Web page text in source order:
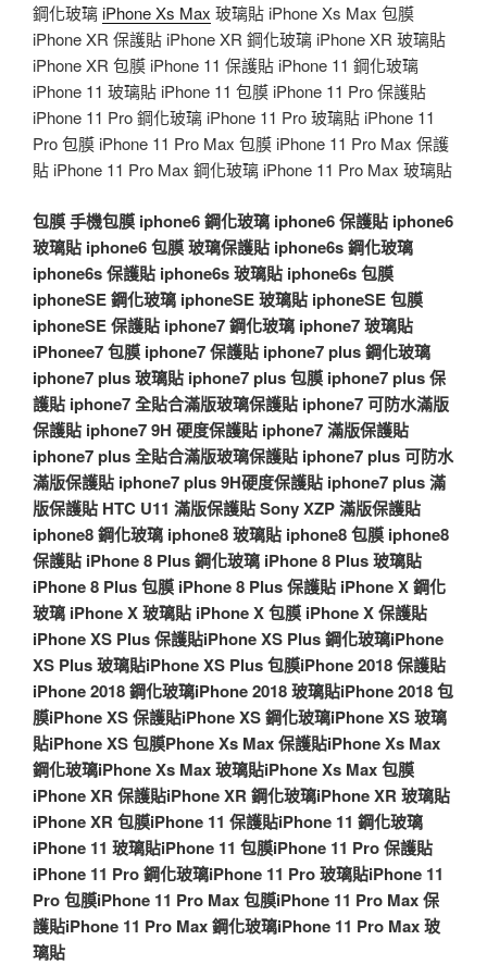
鋼化玻璃iPhone Xs Max 玻璃貼 iPhone Xs Max 包膜
iPhone XR 保護貼 iPhone XR 鋼化玻璃 iPhone XR 玻璃貼
iPhone XR 包膜 iPhone 11 保護貼 iPhone 11 鋼化玻璃
iPhone 11 玻璃貼 iPhone 11 包膜 iPhone 11 Pro 保護貼
iPhone 11 Pro 鋼化玻璃 iPhone 11 Pro 玻璃貼 iPhone 11
Pro 包膜 iPhone 11 Pro Max 包膜 iPhone 11 Pro Max 保護
貼 iPhone 11 Pro Max 鋼化玻璃 iPhone 11 Pro Max 玻璃貼
包膜手機包膜 iphone6 鋼化玻璃 iphone6 保護貼 iphone6
玻璃貼 iphone6 包膜玻璃保護貼 iphone6s 鋼化玻璃
iphone6s 保護貼 iphone6s 玻璃貼 iphone6s 包膜
iphoneSE 鋼化玻璃 iphoneSE 玻璃貼 iphoneSE 包膜
iphoneSE 保護貼 iphone7 鋼化玻璃 iphone7 玻璃貼
iPhonee7 包膜 iphone7 保護貼 iphone7 plus 鋼化玻璃
iphone7 plus 玻璃貼 iphone7 plus 包膜 iphone7 plus 保
護貼 iphone7 全貼合滿版玻璃保護貼 iphone7 可防水滿版
保護貼 iphone7 9H 硬度保護貼 iphone7 滿版保護貼
iphone7 plus 全貼合滿版玻璃保護貼 iphone7 plus 可防水
滿版保護貼 iphone7 plus 9H硬度保護貼 iphone7 plus 滿
版保護貼 HTC U11 滿版保護貼Sony XZP 滿版保護貼
iphone8 鋼化玻璃 iphone8 玻璃貼 iphone8 包膜 iphone8
保護貼 iPhone 8 Plus 鋼化玻璃 iPhone 8 Plus 玻璃貼
iPhone 8 Plus 包膜 iPhone 8 Plus 保護貼 iPhone X 鋼化
玻璃 iPhone X 玻璃貼 iPhone X 包膜 iPhone X 保護貼
iPhone XS Plus 保護貼iPhone XS Plus 鋼化玻璃iPhone
XS Plus 玻璃貼iPhone XS Plus 包膜iPhone 2018 保護貼
iPhone 2018 鋼化玻璃iPhone 2018 玻璃貼iPhone 2018 包
膜iPhone XS 保護貼iPhone XS 鋼化玻璃iPhone XS 玻璃
貼iPhone XS 包膜Phone Xs Max 保護貼iPhone Xs Max
鋼化玻璃iPhone Xs Max 玻璃貼iPhone Xs Max 包膜
iPhone XR 保護貼iPhone XR 鋼化玻璃iPhone XR 玻璃貼
iPhone XR 包膜iPhone 11 保護貼iPhone 11 鋼化玻璃
iPhone 11 玻璃貼iPhone 11 包膜iPhone 11 Pro 保護貼
iPhone 11 Pro 鋼化玻璃iPhone 11 Pro 玻璃貼iPhone 11
Pro 包膜iPhone 11 Pro Max 包膜iPhone 11 Pro Max 保
護貼iPhone 11 Pro Max 鋼化玻璃iPhone 11 Pro Max 玻
璃貼